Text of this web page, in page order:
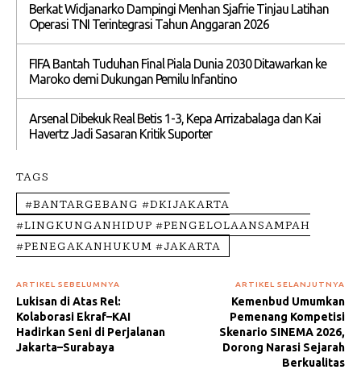
Berkat Widjanarko Dampingi Menhan Sjafrie Tinjau Latihan
Operasi TNI Terintegrasi Tahun Anggaran 2026
FIFA Bantah Tuduhan Final Piala Dunia 2030 Ditawarkan ke
Maroko demi Dukungan Pemilu Infantino
Arsenal Dibekuk Real Betis 1-3, Kepa Arrizabalaga dan Kai
Havertz Jadi Sasaran Kritik Suporter
TAGS
#BANTARGEBANG #DKIJAKARTA
#LINGKUNGANHIDUP #PENGELOLAANSAMPAH
#PENEGAKANHUKUM #JAKARTA
ARTIKEL SEBELUMNYA
Lukisan di Atas Rel:
Kolaborasi Ekraf–KAI
Hadirkan Seni di Perjalanan
Jakarta–Surabaya
ARTIKEL SELANJUTNYA
Kemenbud Umumkan
Pemenang Kompetisi
Skenario SINEMA 2026,
Dorong Narasi Sejarah
Berkualitas